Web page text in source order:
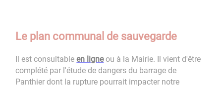
Le plan communal de sauvegarde
Il est consultableen ligneou à la Mairie. Il vient d'être
complété par l'étude de dangers du barrage de
Panthier dont la rupture pourrait impacter notre